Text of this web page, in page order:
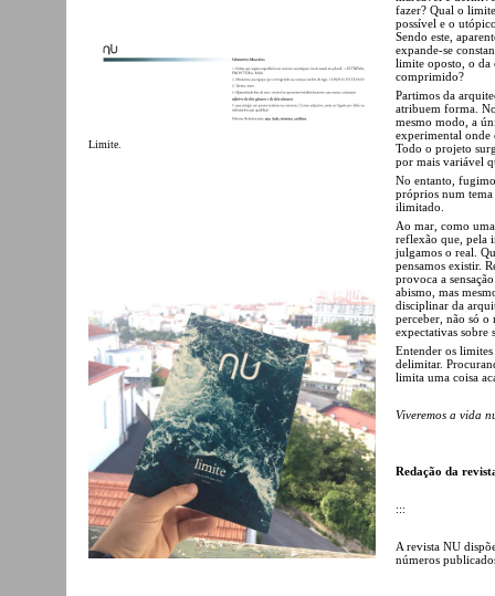
Limite.
fazer? Qual o
possível e o
Sendo este,
expande-se
limite oposto, o da
comprimido?
Partimos da
atribuem forma.
mesmo modo, a
experimental onde
Todo o projeto
por mais variável
No entanto,
próprios num tema
ilimitado.
Ao mar, como
reflexão que, pela
julgamos o real.
pensamos existir.
provoca a
abismo, mas
disciplinar da
perceber, não só o
expectativas sobre
Entender os
delimitar.
limita uma coisa
Viveremos a vida
Redação da
:::
A revista NU
números